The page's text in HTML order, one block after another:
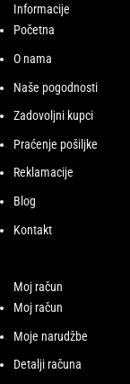
Informacije
Početna
O nama
Naše pogodnosti
Zadovoljni kupci
Praćenje pošiljke
Reklamacije
Blog
Kontakt
Moj račun
Moj račun
Moje narudžbe
Detalji računa